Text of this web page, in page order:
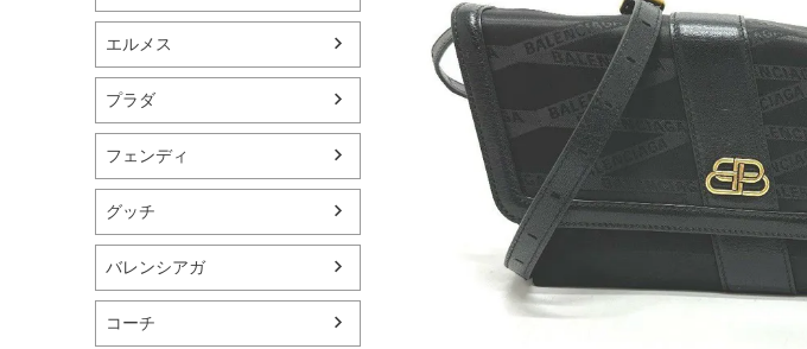
エルメス
プラダ
フェンディ
グッチ
バレンシアガ
コーチ